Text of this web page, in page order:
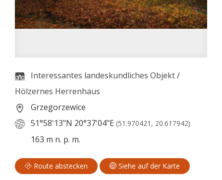
Interessantes landeskundliches Objekt/
Hölzernes Herrenhaus
Grzegorzewice
51°58'13"N 20°37'04"E (51.970421, 20.617942)
163 m n. p. m.
Route abstecken Siehe auf der Karte